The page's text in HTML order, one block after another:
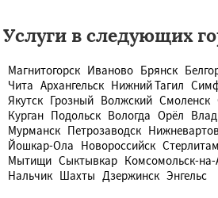
Услуги в следующих
Магнитогорск Иваново Брянск
Чита Архангельск Нижний Тагил
Якутск Грозный Волжский Смоленск
Курган Подольск Вологда Орёл
Мурманск Петрозаводск
Йошкар-Ола Новороссийск
Мытищи Сыктывкар Комсомольск-
Нальчик Шахты Дзержинск Энгельс